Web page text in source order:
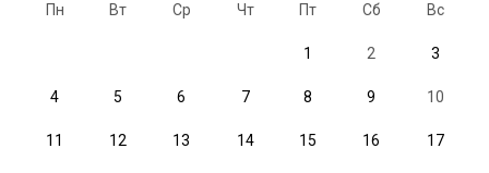
Пн Вт Ср Чт Пт Сб Вс
1 2 3
4 5 6 7 8 9 10
11 12 13 14 15 16 17